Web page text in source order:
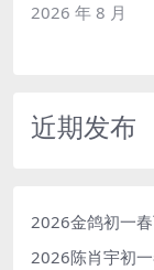
2026 年 8 月
近期发布
2026金鸽初一春
2026陈肖宇初